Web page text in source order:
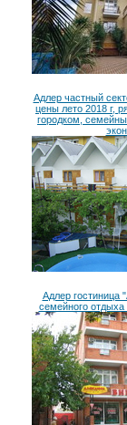
Адлер частный
цены лето 2018 г,
городком,
Адлер гостиница
семейного отдыха